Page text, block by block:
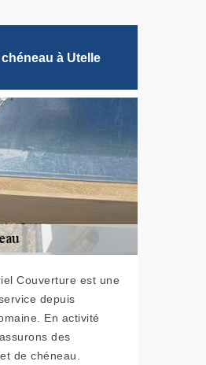
à Utelle
Couverture est une
depuis
En activité
des
de chéneau.